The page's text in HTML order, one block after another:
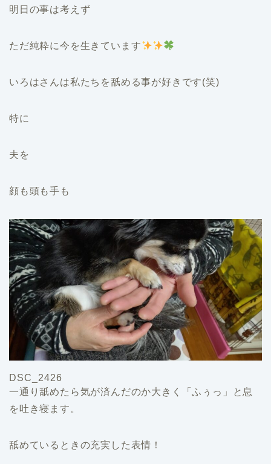
明日の事は考えず
ただ純粋に今を生きています
いろはさんは私たちを舐める事が好きです(笑)
特に
夫を
顔も頭も手も
DSC_2426
一通り舐めたら気が済んだのか大きく「ふぅっ」と息
を吐き寝ます。
舐めているときの充実した表情！